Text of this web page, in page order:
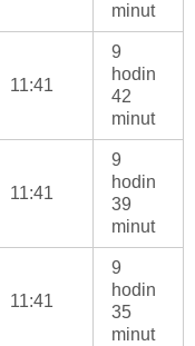
minut
11:41
9
hodin
42
minut
11:41
9
hodin
39
minut
11:41
9
hodin
35
minut